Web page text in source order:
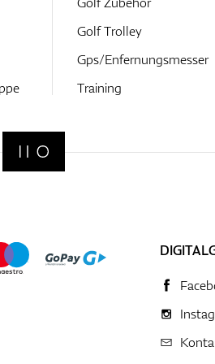
Golf Trolley
Gps/Enfernungsmesser
Training